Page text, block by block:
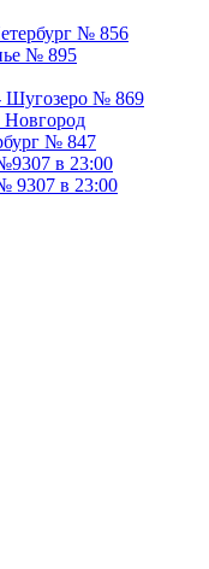
№ 856
№ 895
Шугозеро № 869
Новгород
№ 847
в 23:00
9307 в 23:00